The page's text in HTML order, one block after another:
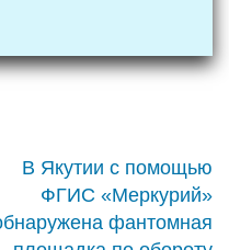
В Якутии с помощью
ФГИС «Меркурий»
фантомная